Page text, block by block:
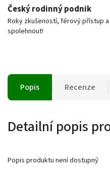
Český rodinný podnik
Roky zkušeností, férový přístup
spolehnout!
Popis Recenze
Detailní popis
Popis produktu není dostupný